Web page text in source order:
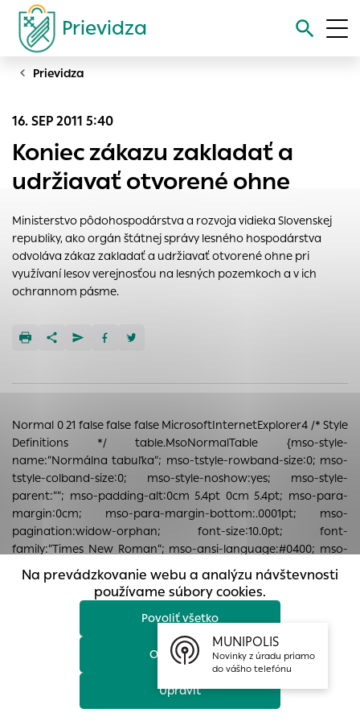
Prievidza
Vyhľadávanie
Prievidza
16. SEP 2011 5:40
Koniec zákazu zakladať a
udržiavať otvorené ohne
Ministerstvo pôdohospodárstva a rozvoja vidieka Slovenskej
republiky, ako orgán štátnej správy lesného hospodárstva
odvoláva zákaz zakladať a udržiavať otvorené ohne pri
využívaní lesov verejnosťou na lesných pozemkoch a v ich
ochrannom pásme.
Normal 0 21 false false false MicrosoftInternetExplorer4 /* Style
Definitions */ table.MsoNormalTable {mso-style-
name:”Normálna tabuľka”; mso-tstyle-rowband-size:0; mso-
tstyle-colband-size:0; mso-style-noshow:yes; mso-style-
parent:””; mso-padding-alt:0cm 5.4pt 0cm 5.4pt; mso-para-
margin:0cm; mso-para-margin-bottom:.0001pt; mso-
pagination:widow-orphan; font-size:10.0pt; font-
family:”Times New Roman”; mso-ansi-language:#0400; mso-
fareast-language:#0400; mso-bidi-language:#0400;}
Odvolanie zákazu vychádza zo zmeny počasia, ku ktorej došlo
v čase vydania zákazu, posúdenia aktuálneho počasia, ako i
predpovede počasia na územie
Slovenska podľa údajov
Slovenského hydrometeorologického ústavu.
Celý dokument vo formáte PDF :
Na prevádzkovanie webu a analýzu návštevnosti
používame súbory cookies.
Povoliť všetko
Odmietnuť
Upraviť
Nastavenie cookies
Cookies sú malé súbory, do ktorých webové stránky môžu
ukladať informácie o vašej aktivite a preferenciách.
zapamätoval Vaše prihlásenie alebo aby sa uložila Vaša
voľba v tomto okne.
Vyberte úroveň cookies, ktorú chcete povoliť
Technické cookies
pomáhajú urobiť webové stránky uplatniteľnými tým, že
Analytické cookies
Analytické cookies pomáhajú prevádzkovateľovi stránok
pochopiť, ako návštevníci stránok stránku používajú, aby
mohol stránky optimalizovať a ponúknuť im lepšiu
skúsenosť. Všetky dáta sa zbierajú anonymne a nie je
možné ich spojiť s konkrétnou osobou.
Povoliť všetko
Uložiť nastavenia
Viac informácií
MUNIPOLIS
Novinky z úradu priamo
do vášho telefónu